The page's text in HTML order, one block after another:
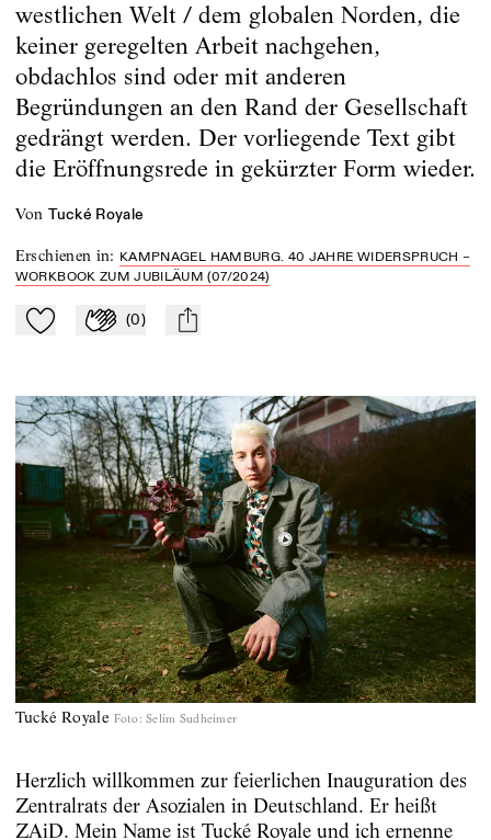
westlichen Welt / dem globalen Norden, die
keiner geregelten Arbeit nachgehen,
obdachlos sind oder mit anderen
Begründungen an den Rand der Gesellschaft
gedrängt werden. Der vorliegende Text gibt
die Eröffnungsrede in gekürzter Form wieder.
von Tucké Royale
Erschienen in: KAMPNAGEL HAMBURG. 40 JAHRE WIDERSPRUCH –
WORKBOOK ZUM JUBILÄUM (07/2024)
Zu Mein-TdZ hinzufügen
Applaudieren
(0) mail
Tucké Royale Foto: Selim Sudheimer
Herzlich willkommen zur feierlichen Inauguration des
Zentralrats der Asozialen in Deutschland. Er heißt
ZAiD. Mein Name ist Tucké Royale und ich ernenne